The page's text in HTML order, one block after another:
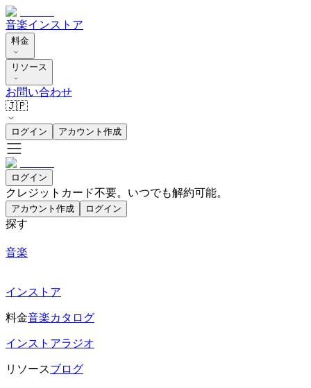
音楽インストア
料金
リソース
お問い合わせ
🇯🇵
ログイン アカウント作成
ログイン
クレジットカード不要。いつでも解約可能。
アカウント作成 ログイン
探す
音楽
インストア
料金音楽カタログ
インストアラジオ
リソースブログ